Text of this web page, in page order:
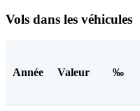
Vols dans les véhicules
Année Valeur ‰